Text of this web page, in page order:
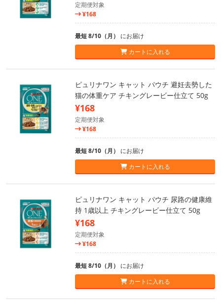
定期便対象
¥168
最短 8/10（月） にお届け
カートに入れる
ピュリナワン キャット パウチ 避妊去勢した
猫の体重ケア チキングレービー仕立て 50g
¥168
定期便対象
¥168
最短 8/10（月） にお届け
カートに入れる
ピュリナワン キャット パウチ 尿路の健康維
持 1歳以上 チキングレービー仕立て 50g
¥168
定期便対象
¥168
最短 8/10（月） にお届け
カートに入れる